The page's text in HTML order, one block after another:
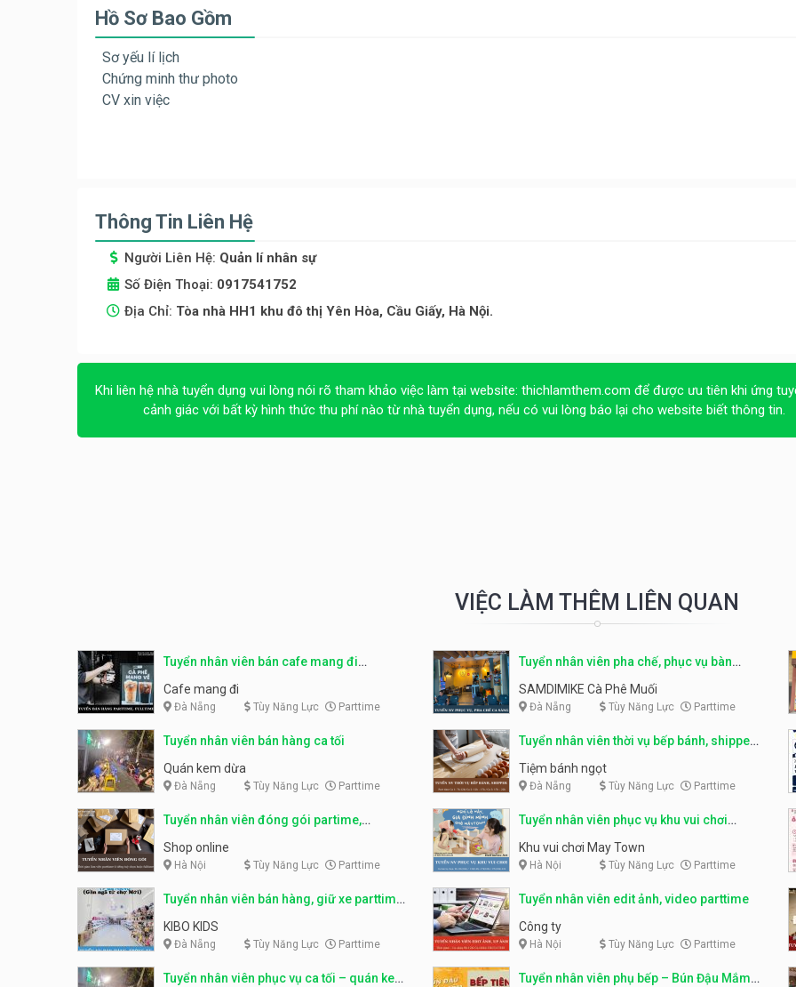
Hồ Sơ Bao Gồm
Sơ yếu lí lịch
Chứng minh thư photo
CV xin việc
Thông Tin Liên Hệ
Người Liên Hệ: Quản lí nhân sự
Số Điện Thoại: 0917541752
Địa Chỉ: Tòa nhà HH1 khu đô thị Yên Hòa, Cầu Giấy, Hà Nội.
Khi liên hệ nhà tuyển dụng vui lòng nói rõ tham khảo việc làm tại website: thichlamthem.com để được ưu tiên khi ứng
cảnh giác với bất kỳ hình thức thu phí nào từ nhà tuyển dụng, nếu có vui lòng báo lại cho website biết thông tin.
VIỆC LÀM THÊM LIÊN QUAN
Tuyển nhân viên bán cafe mang đi
parttime, fulltime
Cafe mang đi
Đà Nẵng Tùy Năng Lực Parttime
Tuyển nhân viên pha chế, phục vụ bàn
parttime
SAMDIMIKE Cà Phê Muối
Đà Nẵng Tùy Năng Lực Parttime
Tuyển nhân viên bán hàng ca tối
Quán kem dừa
Đà Nẵng Tùy Năng Lực Parttime
Tuyển nhân viên thời vụ bếp bánh, shipper
parttime
Tiệm bánh ngọt
Đà Nẵng Tùy Năng Lực Parttime
Tuyển nhân viên đóng gói partime,
fulltime
Shop online
Hà Nội Tùy Năng Lực Parttime
Tuyển nhân viên phục vụ khu vui chơi
parttime linh động
Khu vui chơi May Town
Hà Nội Tùy Năng Lực Parttime
Tuyển nhân viên bán hàng, giữ xe parttime
– Kibo Kid
KIBO KIDS
Đà Nẵng Tùy Năng Lực Parttime
Tuyển nhân viên edit ảnh, video parttime
Công ty
Hà Nội Tùy Năng Lực Parttime
Tuyển nhân viên phục vụ ca tối – quán kem
Tuyển nhân viên phụ bếp – Bún Đậu Mắm